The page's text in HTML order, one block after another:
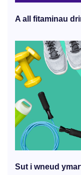
A all fitaminau
Sut i wneud